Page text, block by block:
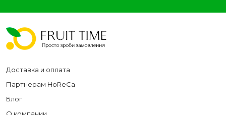
Доставка и оплата
Партнерам HoReCa
Блог